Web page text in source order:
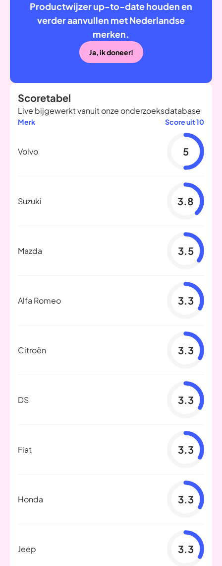
Productwijzer up-to-date houden en
verder aanvullen met Nederlandse
merken.
Ja, ik doneer!
Scoretabel
Live bijgewerkt vanuit onze onderzoeksdatabase
Merk Score uit 10
Volvo 5
Suzuki 3.8
Mazda 3.5
Alfa Romeo 3.3
Citroën 3.3
DS 3.3
Fiat 3.3
Honda 3.3
Jeep 3.3